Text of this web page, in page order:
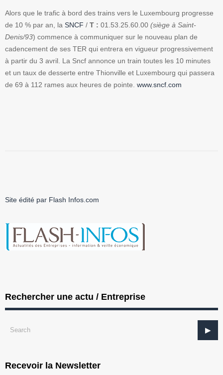
Alors que le trafic à bord des trains vers le Luxembourg progresse
de 10 % par an, la SNCF / T : 01.53.25.60.00 (siège à Saint-
Denis/93) commence à communiquer sur le nouveau plan de
cadencement de ses TER qui entrera en vigueur progressivement
à partir du 3 avril. La Sncf annonce un train toutes les 10 minutes
et un taux de desserte entre Thionville et Luxembourg qui passera
de 69 à 112 rames aux heures de pointe. www.sncf.com
Site édité par Flash Infos.com
Rechercher une actu / Entreprise
Recevoir la Newsletter